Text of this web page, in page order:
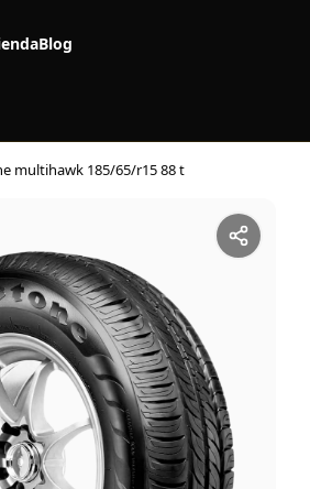
Blog
multihawk 185/65/r15 88 t